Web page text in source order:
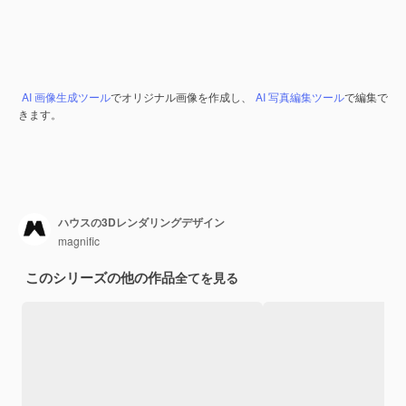
AI 画像生成ツールでオリジナル画像を作成し、 AI 写真編集ツールで編集で
きます。
ハウスの3Dレンダリングデザイン
magnific
このシリーズの他の作品全てを見る